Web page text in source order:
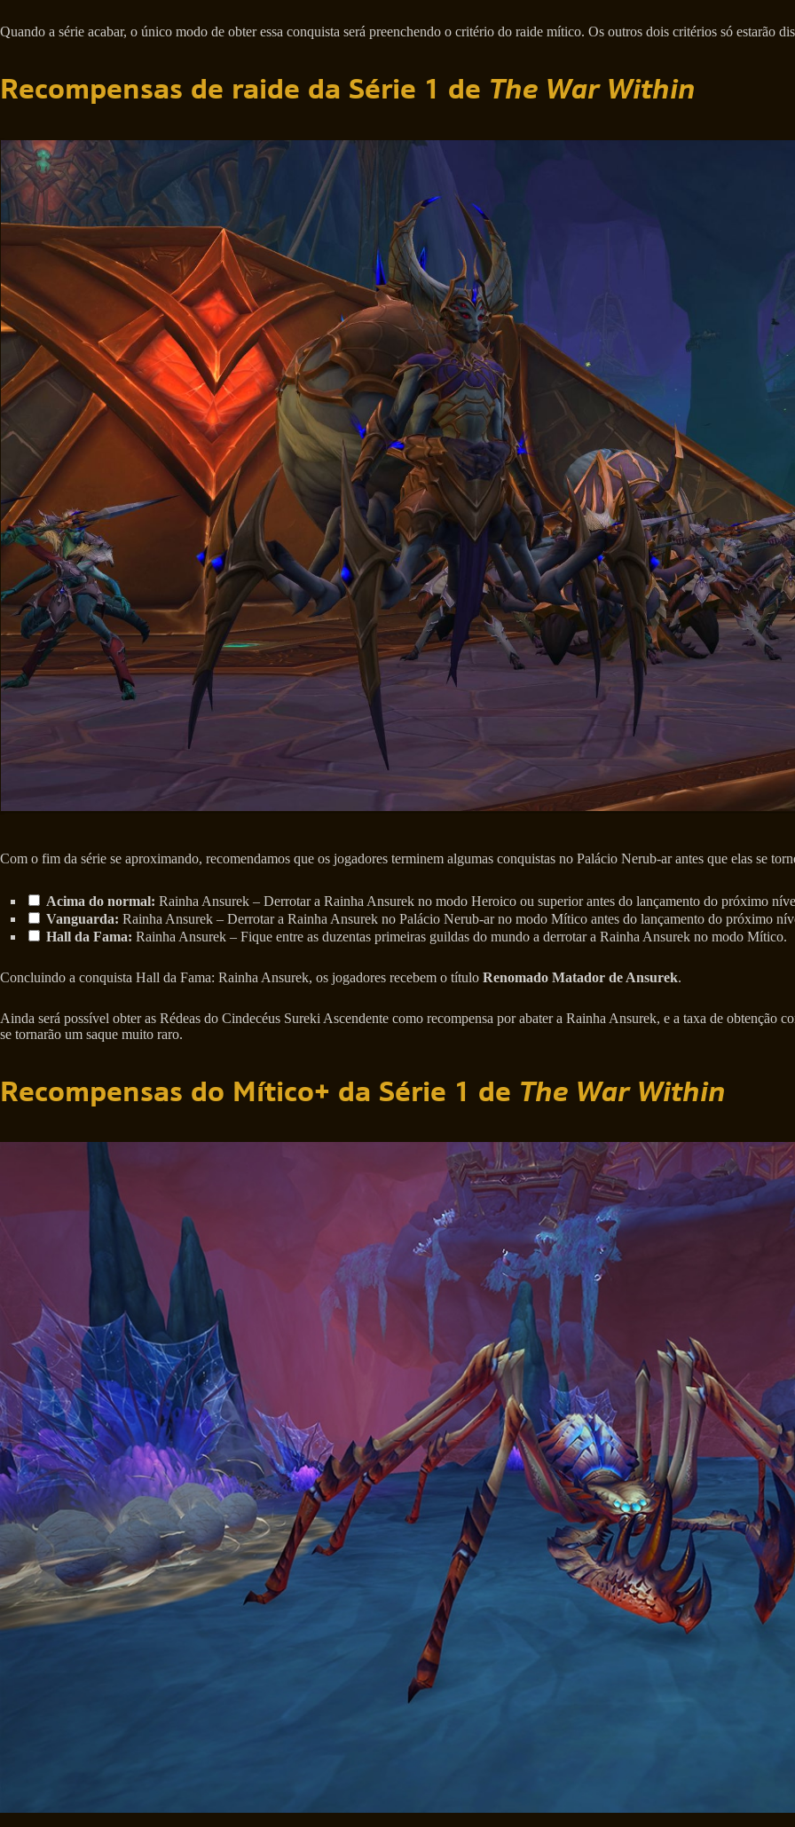
Quando a série acabar, o único modo de obter essa conquista será preenchendo o critério do raide mítico. Os outros dois critérios só estarão
Recompensas de raide da Série 1 de The War Within
Com o fim da série se aproximando, recomendamos que os jogadores terminem algumas conquistas no Palácio Nerub-ar antes que elas se
Acima do normal: Rainha Ansurek – Derrotar a Rainha Ansurek no modo Heroico ou superior antes do lançamento do próximo
Vanguarda: Rainha Ansurek – Derrotar a Rainha Ansurek no Palácio Nerub-ar no modo Mítico antes do lançamento do próximo
Hall da Fama: Rainha Ansurek – Fique entre as duzentas primeiras guildas do mundo a derrotar a Rainha Ansurek no modo Mítico.
Concluindo a conquista Hall da Fama: Rainha Ansurek, os jogadores recebem o título Renomado Matador de Ansurek.
Ainda será possível obter as Rédeas do Cindecéus Sureki Ascendente como recompensa por abater a Rainha Ansurek, e a taxa de obtenção
se tornarão um saque muito raro.
Recompensas do Mítico+ da Série 1 de The War Within